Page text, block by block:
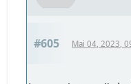
#605 Mai 04, 2023,